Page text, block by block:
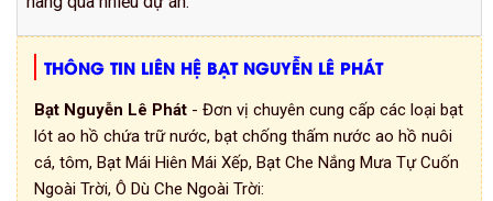
THÔNG TIN LIÊN HỆ BẠT NGUYỄN LÊ PHÁT
Bạt Nguyễn Lê Phát - Đơn vị chuyên cung cấp các loại bạt
lót ao hồ chứa trữ nước, bạt chống thấm nước ao hồ nuôi
cá, tôm, Bạt Mái Hiên Mái Xếp, Bạt Che Nắng Mưa Tự Cuốn
Ngoài Trời, Ô Dù Che Ngoài Trời: